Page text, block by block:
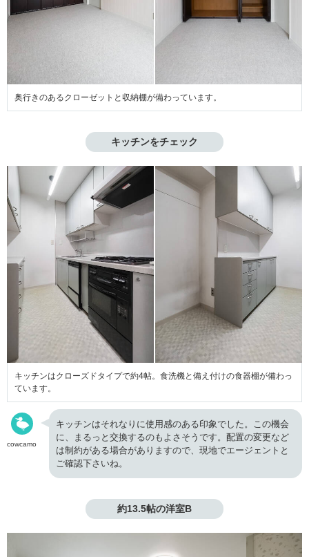
奥行きのあるクローゼットと収納棚が備わっています。
キッチンをチェック
キッチンはクローズドタイプで約4帖。食洗機と備え付けの食器棚が備わっ
ています。
cowcamo
キッチンはそれなりに使用感のある印象でした。この機会
に、まるっと交換するのもよさそうです。配置の変更など
は制約がある場合がありますので、現地でエージェントと
ご確認下さいね。
約13.5帖の洋室B